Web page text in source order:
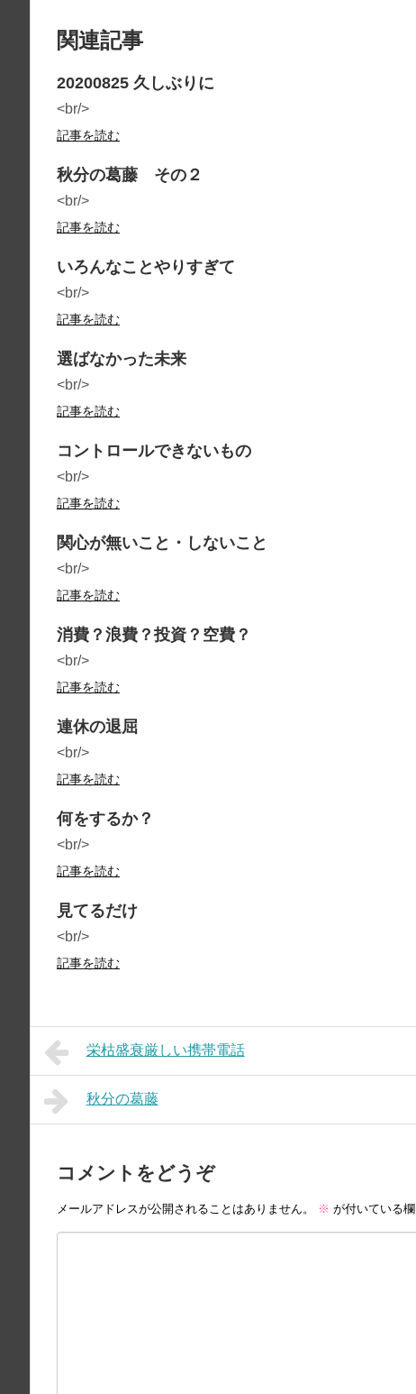
関連記事
20200825 久しぶりに
<br/>
記事を読む
秋分の葛藤 その２
<br/>
記事を読む
いろんなことやりすぎて
<br/>
記事を読む
選ばなかった未来
<br/>
記事を読む
コントロールできないもの
<br/>
記事を読む
関心が無いこと・しないこと
<br/>
記事を読む
消費？浪費？投資？空費？
<br/>
記事を読む
連休の退屈
<br/>
記事を読む
何をするか？
<br/>
記事を読む
見てるだけ
<br/>
記事を読む
栄枯盛衰厳しい携帯電話
秋分の葛藤
コメントをどうぞ
メールアドレスが公開されることはありません。 ※ が付いている